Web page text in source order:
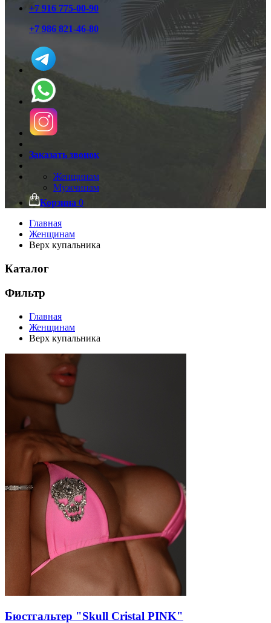
+7 916 775-00-90
+7 986 821-46-80
Заказать звонок
Женщинам
Мужчинам
Корзина 0
Главная
Женщинам
Верх купальника
Каталог
Фильтр
Главная
Женщинам
Верх купальника
Бюстгальтер "Skull Cristal PINK"